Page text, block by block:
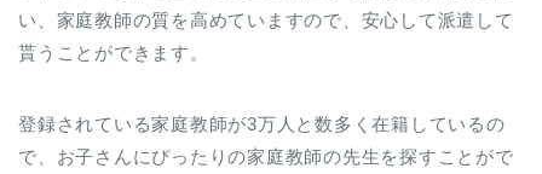
い、家庭教師の質を高めていますので、安心して派遣して
貰うことができます。
登録されている家庭教師が3万人と数多く在籍しているの
で、お子さんにぴったりの家庭教師の先生を探すことがで